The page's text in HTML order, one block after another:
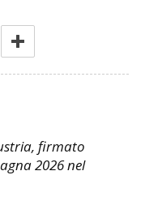
firmato
2026 nel